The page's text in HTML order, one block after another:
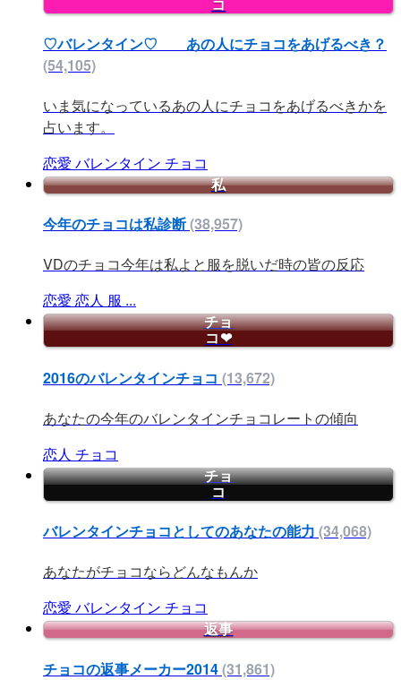
コ
♡バレンタイン♡ あの人にチョコをあげるべき？
(54,105)
いま気になっているあの人にチョコをあげるべきかを
占います。
恋愛 バレンタイン チョコ
私
今年のチョコは私診断(38,957)
VDのチョコ今年は私よと服を脱いだ時の皆の反応
恋愛 恋人 服 ...
チョ
コ❤
2016のバレンタインチョコ (13,672)
あなたの今年のバレンタインチョコレートの傾向
恋人 チョコ
チョ
コ
バレンタインチョコとしてのあなたの能力 (34,068)
あなたがチョコならどんなもんか
恋愛 バレンタイン チョコ
返事
チョコの返事メーカー2014(31,861)